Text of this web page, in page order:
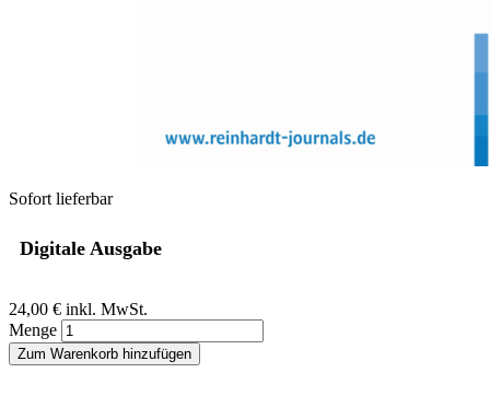
Schulkleidung
Sofort lieferbar
Digitale Ausgabe
24,00 € inkl. MwSt.
Menge
Zum Warenkorb hinzufügen